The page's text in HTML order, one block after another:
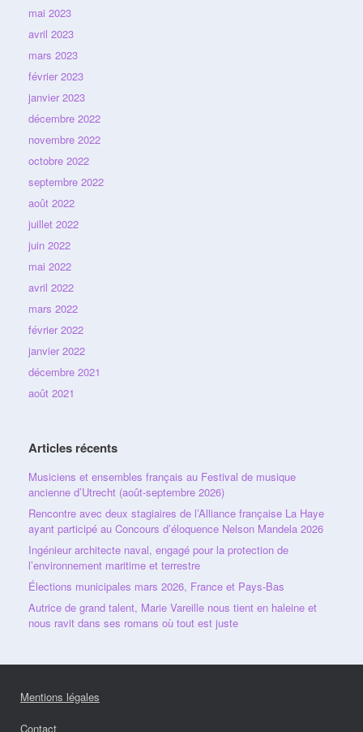
mai 2023
avril 2023
mars 2023
février 2023
janvier 2023
décembre 2022
novembre 2022
octobre 2022
septembre 2022
août 2022
juillet 2022
juin 2022
mai 2022
avril 2022
mars 2022
février 2022
janvier 2022
décembre 2021
août 2021
Articles récents
Musiciens et ensembles français au Festival de musique
ancienne d’Utrecht (août-septembre 2026)
Rencontre avec deux stagiaires de l’Alliance française La Haye
ayant participé au Concours d’éloquence Nelson Mandela 2026
Ingénieur architecte naval, engagé pour la protection de
l’environnement maritime et terrestre
Élections municipales mars 2026, France et Pays-Bas
Autrice de grand talent, Marie Vareille nous tient en haleine et
nous ravit dans ses romans où tout est juste
Mentions légales
Contact